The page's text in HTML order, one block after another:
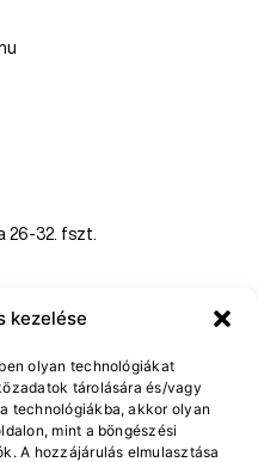
kezelése
olyan technológiákat
tárolására és/vagy
technológiákba, akkor olyan
mint a böngészési
A hozzájárulás elmulasztása
26-32. fszt.